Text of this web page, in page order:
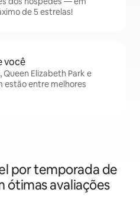
de 5 estrelas!
você
Queen Elizabeth Park e
estão entre melhores
por temporada de
ótimas avaliações